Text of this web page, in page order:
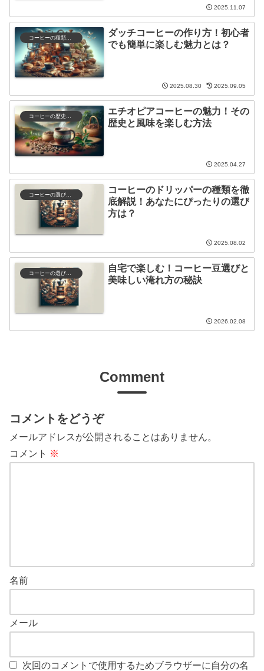
2025.11.07
ダッチコーヒーの作り方！初心者
でも簡単に楽しむ魅力とは？
2025.08.30 2025.09.05
エチオピアコーヒーの魅力！その
歴史と風味を楽しむ方法
2025.04.27
コーヒーのドリッパーの種類を徹
底解説！あなたにぴったりの選び
方は？
2025.08.02
自宅で楽しむ！コーヒー豆選びと
美味しい淹れ方の秘訣
2026.02.08
Comment
コメントをどうぞ
メールアドレスが公開されることはありません。
コメント ※
名前
メール
次回のコメントで使用するためブラウザーに自分の名